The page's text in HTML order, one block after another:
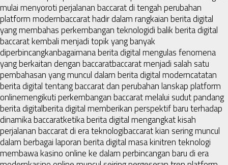
mulai menyoroti perjalanan baccarat di tengah perubahan
platform modernbaccarat hadir dalam rangkaian berita digital
yang membahas perkembangan teknologidi balik berita digital
baccarat kembali menjadi topik yang banyak
diperbincangkanbagaimana berita digital mengulas fenomena
yang berkaitan dengan baccaratbaccarat menjadi salah satu
pembahasan yang muncul dalam berita digital moderncatatan
berita digital tentang baccarat dan perubahan lanskap platform
onlinemengikuti perkembangan baccarat melalui sudut pandang
berita digitalberita digital memberikan perspektif baru terhadap
dinamika baccaratketika berita digital mengangkat kisah
perjalanan baccarat di era teknologibaccarat kian sering muncul
dalam berbagai laporan berita digital masa kinitren teknologi
membawa kasino online ke dalam perbincangan baru di era